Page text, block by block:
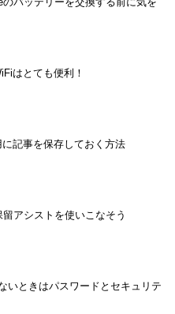
はとても便利！
記事を保存しておく方法
アシストを使いこなそう
いときはパスワードとセキュリテ